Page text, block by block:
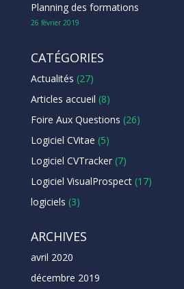
Planning des formations
26 février 2019
CATÉGORIES
Actualités (27)
Articles accueil (8)
Foire Aux Questions (26)
Logiciel CVitae (5)
Logiciel CVTracker(7)
Logiciel VisualProspect(17)
logiciels (3)
ARCHIVES
avril 2020
décembre 2019